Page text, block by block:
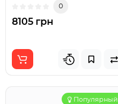
0
8105 грн
Популярный